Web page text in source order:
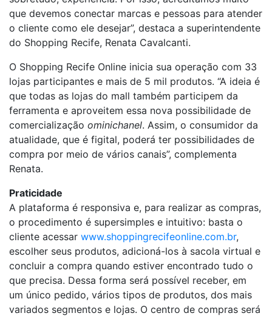
que devemos conectar marcas e pessoas para atender
o cliente como ele desejar”, destaca a superintendente
do Shopping Recife, Renata Cavalcanti.
O Shopping Recife Online inicia sua operação com 33
lojas participantes e mais de 5 mil produtos. “A ideia é
que todas as lojas do mall também participem da
ferramenta e aproveitem essa nova possibilidade de
comercialização ominichanel. Assim, o consumidor da
atualidade, que é figital, poderá ter possibilidades de
compra por meio de vários canais”, complementa
Renata.
Praticidade
A plataforma é responsiva e, para realizar as compras,
o procedimento é supersimples e intuitivo: basta o
cliente acessar www.shoppingrecifeonline.com.br,
escolher seus produtos, adicioná-los à sacola virtual e
concluir a compra quando estiver encontrado tudo o
que precisa. Dessa forma será possível receber, em
um único pedido, vários tipos de produtos, dos mais
variados segmentos e lojas. O centro de compras será